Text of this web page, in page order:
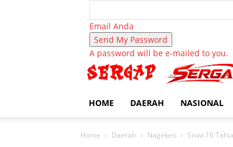
Email Anda
A password will be e-mailed to you.
HOME DAERAH NASIONAL
Home Daerah Nagekeo Siswi 16